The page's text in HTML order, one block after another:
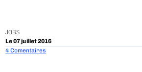
JOBS
Le 07 juillet 2016
4 Comentaires